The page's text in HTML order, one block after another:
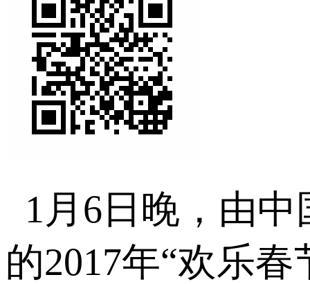
1 月 6 日晚，由
的2017年“欢乐春